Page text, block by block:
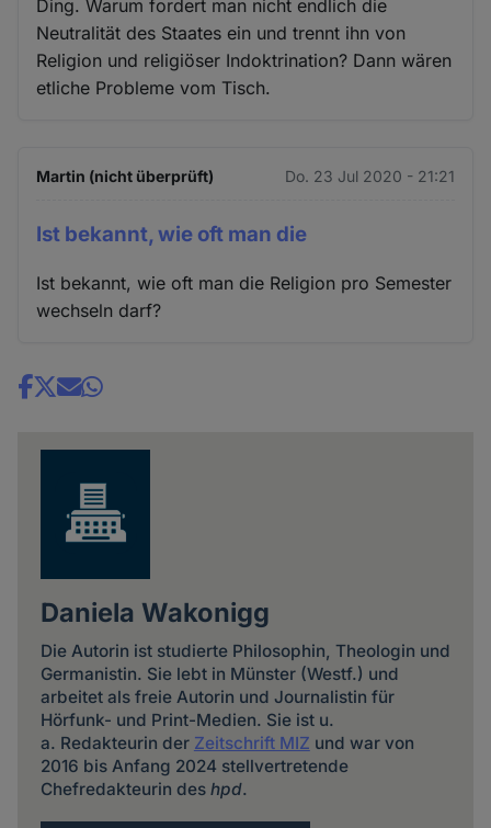
Ding. Warum fordert man nicht endlich die
Neutralität des Staates ein und trennt ihn von
Religion und religiöser Indoktrination? Dann wären
etliche Probleme vom Tisch.
Martin (nicht überprüft) Do. 23 Jul 2020 - 21:21
Ist bekannt, wie oft man die
Ist bekannt, wie oft man die Religion pro Semester
wechseln darf?
Share
Daniela Wakonigg
Die Autorin ist studierte Philosophin, Theologin und
Germanistin. Sie lebt in Münster (Westf.) und
arbeitet als freie Autorin und Journalistin für
Hörfunk- und Print-Medien. Sie ist u.
a. Redakteurin der Zeitschrift MIZ und war von
2016 bis Anfang 2024 stellvertretende
Chefredakteurin des hpd.